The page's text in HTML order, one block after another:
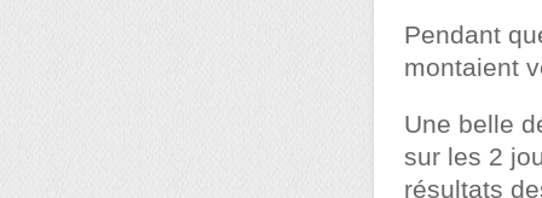
Pendant
montaient
Une belle
sur les 2
résultats